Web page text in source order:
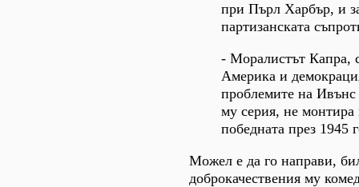
при Пърл Харбър, и
партизанската
- Моралистът Капра,
Америка и
проблемите на Ивънс
му серия, не
победната през 1945
Можел е да го направи,
доброкачествения му